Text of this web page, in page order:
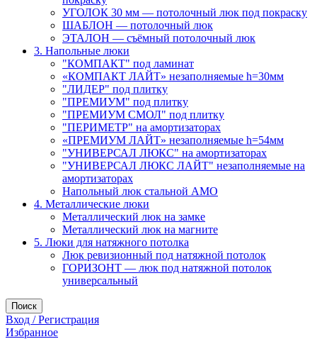
УГОЛОК 30 мм — потолочный люк под покраску
ШАБЛОН — потолочный люк
ЭТАЛОН — съёмный потолочный люк
3. Напольные люки
"КОМПАКТ" под ламинат
«КОМПАКТ ЛАЙТ» незаполняемые h=30мм
"ЛИДЕР" под плитку
"ПРЕМИУМ" под плитку
"ПРЕМИУМ СМОЛ" под плитку
"ПЕРИМЕТР" на амортизаторах
«ПРЕМИУМ ЛАЙТ» незаполняемые h=54мм
"УНИВЕРСАЛ ЛЮКС" на амортизаторах
"УНИВЕРСАЛ ЛЮКС ЛАЙТ" незаполняемые на
амортизаторах
Напольный люк стальной АМО
4. Металлические люки
Металлический люк на замке
Металлический люк на магните
5. Люки для натяжного потолка
Люк ревизионный под натяжной потолок
ГОРИЗОНТ — люк под натяжной потолок
универсальный
Поиск
Вход / Регистрация
Избранное